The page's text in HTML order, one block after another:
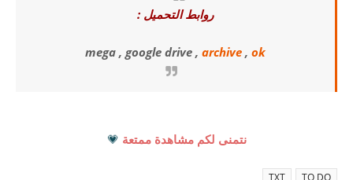
روابط التحميل :
mega , google drive , archive , ok
نتمنى لكم مشاهدة ممتعة 💗
TO DO
TXT